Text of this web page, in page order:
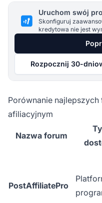
Uruchom swój
Skonfiguruj
kredytowa nie jest
Rozpocznij 30-
Porównanie
afiliacyjnym
Nazwa forum
PostAffiliatePro